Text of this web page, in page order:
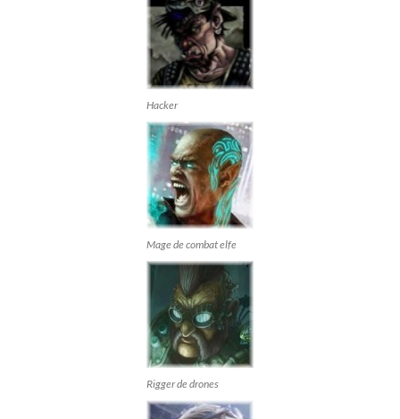
Hacker
Mage de combat elfe
Rigger de drones